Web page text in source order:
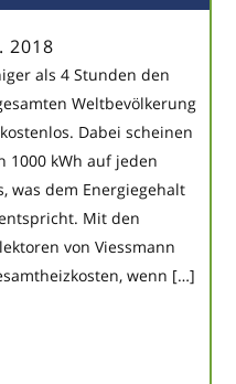
2018
als 4 Stunden den
Weltbevölkerung
Dabei scheinen
1000 kWh auf jeden
was dem Energiegehalt
Mit den
von Viessmann
wenn […]